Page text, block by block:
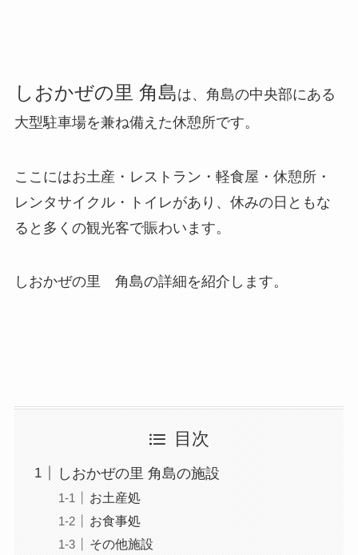
しおかぜの里 角島は、角島の中央部にある
大型駐車場を兼ね備えた休憩所です。
ここにはお土産・レストラン・軽食屋・休憩所・
レンタサイクル・トイレがあり、休みの日ともな
ると多くの観光客で賑わいます。
しおかぜの里 角島の詳細を紹介します。
目次
しおかぜの里 角島の施設
お土産処
お食事処
その他施設